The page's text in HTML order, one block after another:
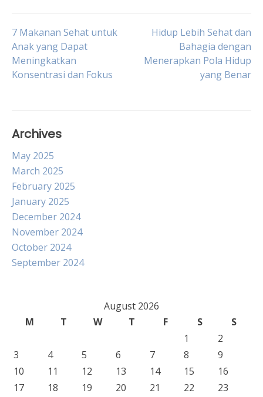
Post
navigation
7 Makanan Sehat untuk
Anak yang Dapat
Meningkatkan
Konsentrasi dan Fokus
Hidup Lebih Sehat dan
Bahagia dengan
Menerapkan Pola Hidup
yang Benar
Archives
May 2025
March 2025
February 2025
January 2025
December 2024
November 2024
October 2024
September 2024
August 2026
M
T W T F S
S
1
2
3
4 5 6 7 8
9
10
11 12 13 14 15
16
17
18 19 20 21 22
23